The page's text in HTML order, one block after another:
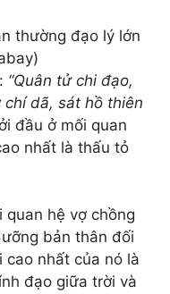
thường đạo lý lớn
“Quân tử chi đạo,
chí dã, sát hồ thiên
đầu ở mối quan
nhất là thấu tỏ
hệ vợ chồng
bản thân đối
cao nhất của nó là
đạo giữa trời và